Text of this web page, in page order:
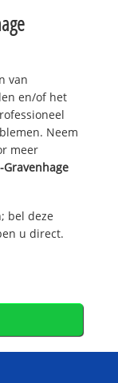
van
en/of het
Neem
meer
Gravenhage
bel deze
u direct.